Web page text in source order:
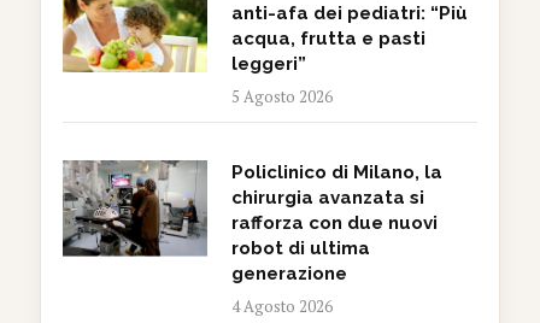
anti-afa dei pediatri: “Più
acqua, frutta e pasti
leggeri”
5 Agosto 2026
Policlinico di Milano, la
chirurgia avanzata si
rafforza con due nuovi
robot di ultima
generazione
4 Agosto 2026